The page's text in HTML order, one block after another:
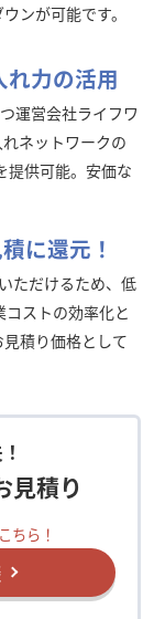
ンが可能です。
力の活用
運営会社ライフワ
ネットワークの
提供可能。安価な
に還元！
ただけるため、低
ストの効率化と
積り価格として
見積り
ちら！